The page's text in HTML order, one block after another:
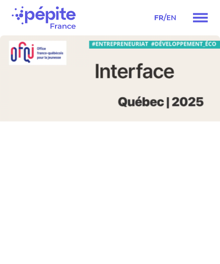
Navigation
principale
FR/EN